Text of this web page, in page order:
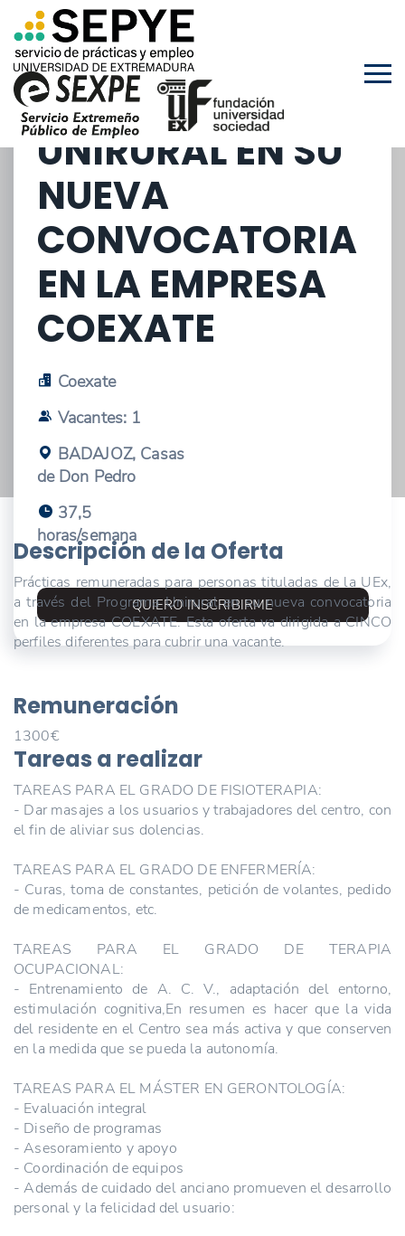
PRACTICAS
REMUNERADAS
DEL PROGRAMA
UNIRURAL EN SU
NUEVA
CONVOCATORIA
EN LA EMPRESA
COEXATE
Coexate
Vacantes: 1
BADAJOZ, Casas
de Don Pedro
37,5
horas/semana
QUIERO INSCRIBIRME
Descripción de la Oferta
Prácticas remuneradas para personas tituladas de la UEx,
a través del Programa Unirural en su nueva convocatoria
en la empresa COEXATE. Esta oferta va dirigida a CINCO
perfiles diferentes para cubrir una vacante.
Remuneración
1300€
Tareas a realizar
TAREAS PARA EL GRADO DE FISIOTERAPIA:
- Dar masajes a los usuarios y trabajadores del centro, con
el fin de aliviar sus dolencias.
TAREAS PARA EL GRADO DE ENFERMERÍA:
- Curas, toma de constantes, petición de volantes, pedido
de medicamentos, etc.
TAREAS PARA EL GRADO DE TERAPIA
OCUPACIONAL:
- Entrenamiento de A. C. V., adaptación del entorno,
estimulación cognitiva,En resumen es hacer que la vida
del residente en el Centro sea más activa y que conserven
en la medida que se pueda la autonomía.
TAREAS PARA EL MÁSTER EN GERONTOLOGÍA:
- Evaluación integral
- Diseño de programas
- Asesoramiento y apoyo
- Coordinación de equipos
- Además de cuidado del anciano promueven el desarrollo
personal y la felicidad del usuario: